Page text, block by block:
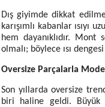
Dış giyimde dikkat
karışımlı kabanlar ısıyı
hem dayanıklıdır.
olmalı; böylece ısı
Oversize Parçalarla
Son yıllarda oversize
biri haline geldi. Büyük